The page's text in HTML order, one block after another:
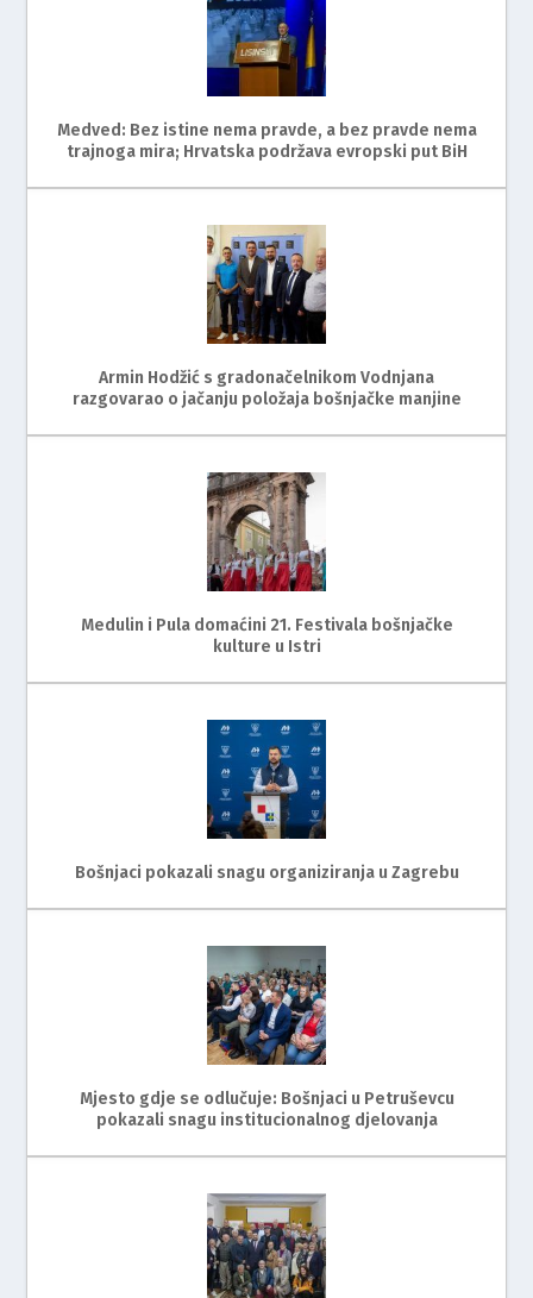
Medved: Bez istine nema pravde, a bez pravde nema
trajnoga mira; Hrvatska podržava evropski put BiH
Armin Hodžić s gradonačelnikom Vodnjana
razgovarao o jačanju položaja bošnjačke manjine
Medulin i Pula domaćini 21. Festivala bošnjačke
kulture u Istri
Bošnjaci pokazali snagu organiziranja u Zagrebu
Mjesto gdje se odlučuje: Bošnjaci u Petruševcu
pokazali snagu institucionalnog djelovanja